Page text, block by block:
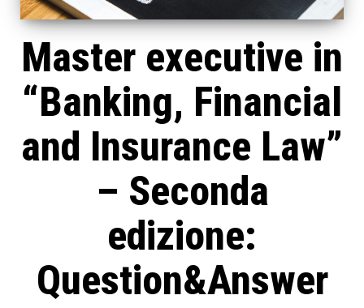
Master executive in
“Banking, Financial
and Insurance Law”
– Seconda
edizione:
Question&Answer